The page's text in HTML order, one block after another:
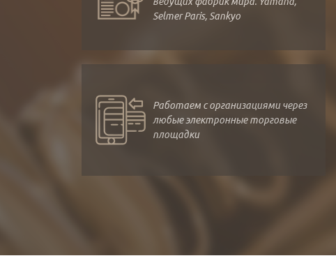
Selmer Paris, Sankyo
Работаем с организациями через
любые электронные торговые
площадки